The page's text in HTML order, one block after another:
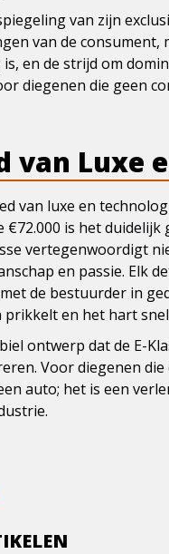
van zijn
van de
en de strijd om
diegenen die geen
van Luxe
van luxe en
is het duidelijk
vertegenwoordigt
en passie. Elk
de bestuurder in
en het hart
ontwerp dat de E-
Voor diegenen
auto; het is een